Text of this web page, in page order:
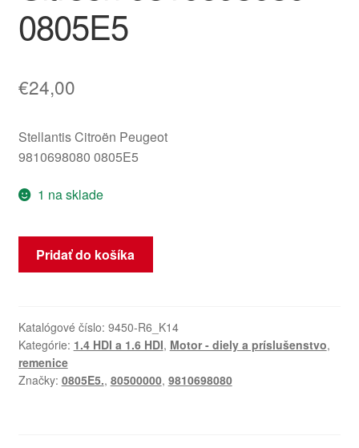
0805E5
€24,00
Stellantis Citroën Peugeot
9810698080 0805E5
1 na sklade
množstvo
Remenica
1.6
HDi
Citroën
9810698080
Pridať do košíka
Katalógové číslo: 9450-R6_K14
Kategórie: 1.4 HDI a 1.6 HDI, Motor - diely a príslušenstvo,
remenice
Značky: 0805E5., 80500000, 9810698080